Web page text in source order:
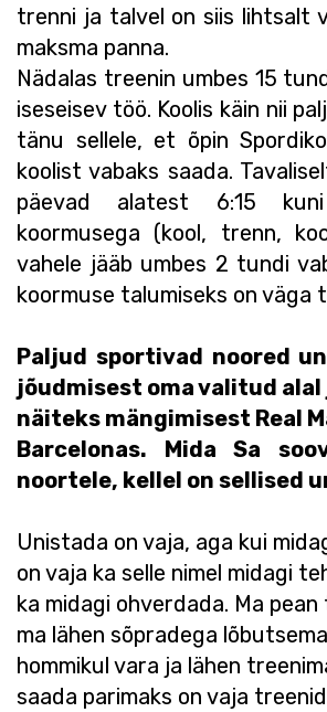
trenni ja talvel on siis lihtsalt
maksma panna.
Nädalas treenin umbes 15
iseseisev töö. Koolis käin nii
tänu sellele, et õpin
koolist vabaks saada.
päevad alatest 6:15
koormusega (kool, trenn,
vahele jääb umbes 2 tundi
koormuse talumiseks on väga
Paljud sportivad noored
jõudmisest oma valitud
näiteks mängimisest Real
Barcelonas. Mida Sa
noortele, kellel on sellised
Unistada on vaja, aga kui
on vaja ka selle nimel midagi
ka midagi ohverdada. Ma pean
ma lähen sõpradega
hommikul vara ja lähen
saada parimaks on vaja